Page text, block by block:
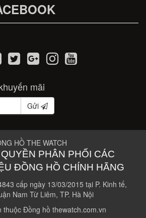
mãi
Gửi
PHÂN PHỐI CÁC
ĐỒNG HỒ CHÍNH HÃNG
cấp ngày 13/03/2015 tại P. Kinh tế,
Nam Từ Liêm, TP. Hà Nội
thuộc Đồng hồ thewatch.com.vn